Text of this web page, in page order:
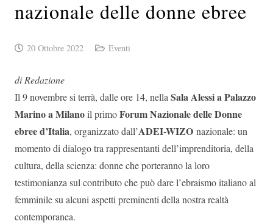
nazionale delle donne ebree
20 Ottobre 2022 Eventi
di Redazione
Il 9 novembre si terrà, dalle ore 14, nellaSala Alessi a Palazzo
Marino a Milanoil primoForum Nazionale delle Donne
ebree d’Italia, organizzato dall’ADEI-WIZO nazionale: un
momento di dialogo tra rappresentanti dell’imprenditoria, della
cultura, della scienza: donne che porteranno la loro
testimonianza sul contributo che può dare l’ebraismo italiano al
femminile su alcuni aspetti preminenti della nostra realtà
contemporanea.